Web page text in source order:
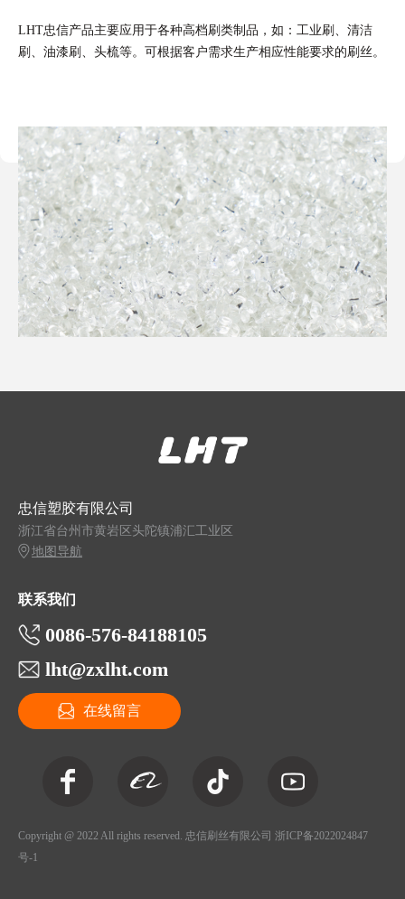
LHT忠信产品主要应用于各种高档刷类制品，如：工业刷、清洁
刷、油漆刷、头梳等。可根据客户需求生产相应性能要求的刷丝。
忠信塑胶有限公司
浙江省台州市黄岩区头陀镇浦汇工业区
地图导航
联系我们
0086-576-84188105
lht@zxlht.com
在线留言
Copyright @ 2022 All rights reserved. 忠信刷丝有限公司 浙ICP备2022024847
号-1